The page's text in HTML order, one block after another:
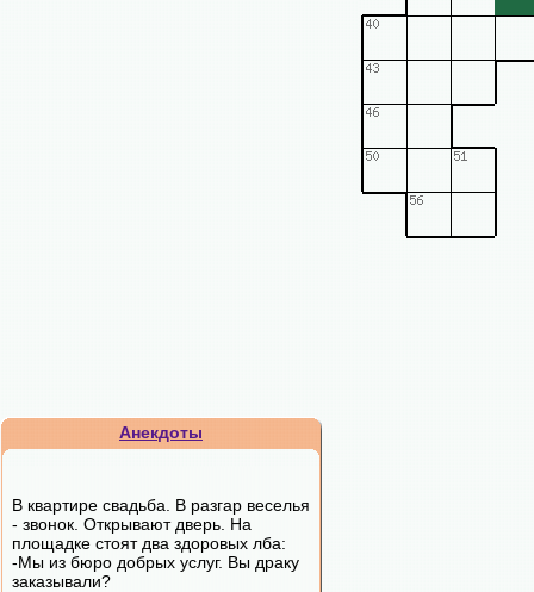
Анекдоты
В квартире свадьба. В разгар веселья
- звонок. Открывают дверь. На
площадке стоят два здоровых лба:
-Мы из бюро добрых услуг. Вы драку
заказывали?